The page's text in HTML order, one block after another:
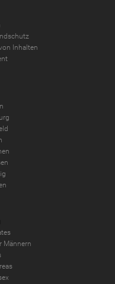
Inhalten
Männern